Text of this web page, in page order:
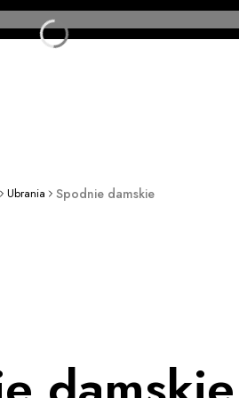
Ubrania Spodnie damskie